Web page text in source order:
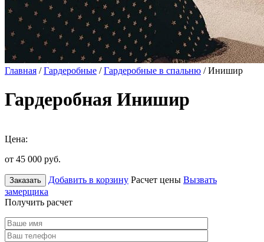
Главная /Гардеробные /Гардеробные в спальню / Инишир
Гардеробная Инишир
Цена:
от 45 000 руб.
Заказать Добавить в корзину Расчет цены Вызвать
замерщика
Получить расчет